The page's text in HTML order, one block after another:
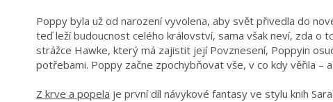
Poppy byla už od narození vyvolena, aby svět přivedla do
teď leží budoucnost celého království, sama však neví, zda o
strážce Hawke, který má zajistit její Povznesení, Poppyin
potřebami. Poppy začne zpochybňovat vše, v co kdy věřila –
Z krve a popela je první díl návykové fantasy ve stylu knih